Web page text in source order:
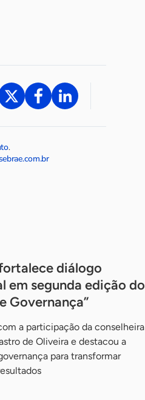
.
diálogo
em segunda edição do
Governança”
a participação da conselheira
de Oliveira e destacou a
para transformar